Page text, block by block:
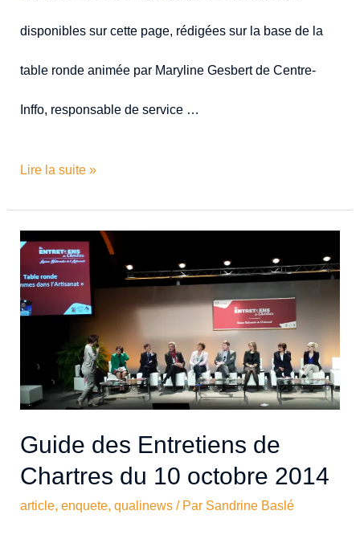
disponibles sur cette page, rédigées sur la base de la
table ronde animée par Maryline Gesbert de Centre-
Inffo, responsable de service …
Lire la suite »
Guide des Entretiens de
Chartres du 10 octobre 2014
article,enquete,qualinews / Par Sandrine Baslé